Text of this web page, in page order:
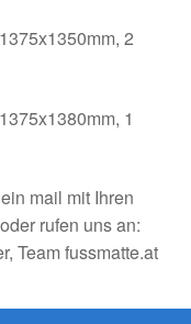
2
1
mail mit Ihren
rufen uns an:
Team fussmatte.at